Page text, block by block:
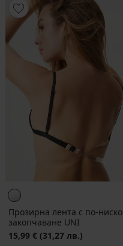
Прозирна лента с по-ниско
закопчаване UNI
15,99 € (31,27 лв.)